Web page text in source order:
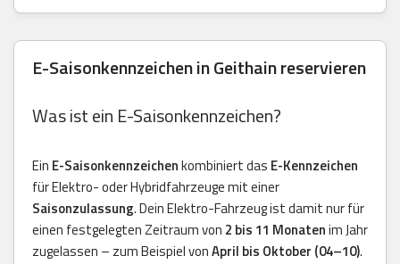
E-Saisonkennzeichen in Geithain reservieren
Was ist ein E-Saisonkennzeichen?
Ein E-Saisonkennzeichenkombiniert das E-Kennzeichen
für Elektro- oder Hybridfahrzeuge mit einer
Saisonzulassung. Dein Elektro-Fahrzeug ist damit nur für
einen festgelegten Zeitraum von 2 bis 11 Monatenim Jahr
zugelassen – zum Beispiel vonApril bis Oktober (04–10).